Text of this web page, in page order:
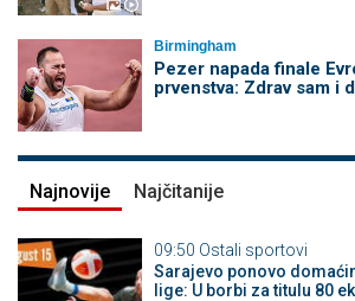
Birmingham
Pezer napada finale
prvenstva: Zdrav sam i
Najnovije Najčitanije
09:50 Ostali sportovi
Sarajevo ponovo
lige: U borbi za titulu 80